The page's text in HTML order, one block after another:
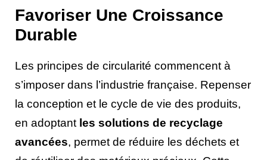
Favoriser Une Croissance
Durable
Les principes de circularité commencent à
s’imposer dans l’industrie française. Repenser
la conception et le cycle de vie des produits,
en adoptant les solutions de recyclage
avancées, permet de réduire les déchets et